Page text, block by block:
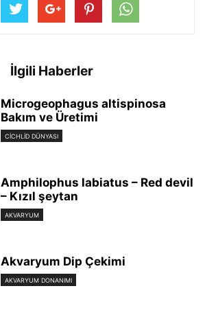
İlgili Haberler
Microgeophagus altispinosa
Bakım ve Üretimi
CICHLID DÜNYASI
Amphilophus labiatus – Red devil
– Kızıl şeytan
AKVARYUM
Akvaryum Dip Çekimi
AKVARYUM DONANIMI